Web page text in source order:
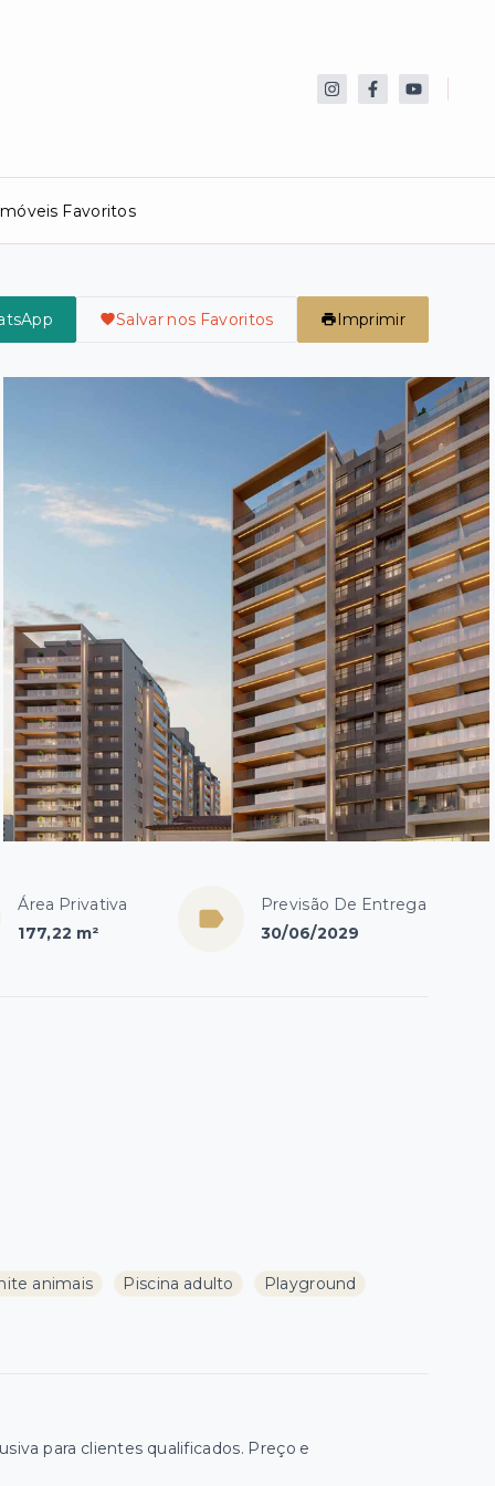
Favoritos
Salvar nos Favoritos Imprimir
Área Privativa
177,22 m²
Previsão De Entrega
30/06/2029
animais Piscina adulto Playground
para clientes qualificados. Preço e